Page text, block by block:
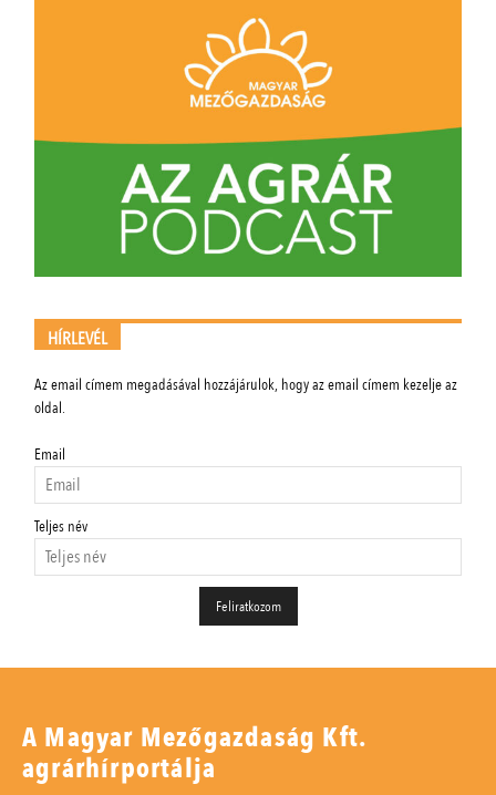
HÍRLEVÉL
Az email címem megadásával hozzájárulok, hogy az email címem kezelje az
oldal.
Email
Teljes név
A Magyar Mezőgazdaság Kft.
agrárhírportálja